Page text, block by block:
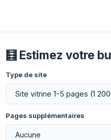
🧮 Estimez votre
Type de site
Pages supplémentaires